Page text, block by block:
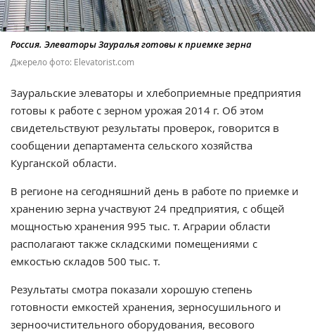
Россия. Элеваторы Зауралья готовы к приемке зерна
Джерело фото: Elevatorist.com
Зауральские элеваторы и хлебоприемные предприятия
готовы к работе с зерном урожая 2014 г. Об этом
свидетельствуют результаты проверок, говорится в
сообщении департамента сельского хозяйства
Курганской области.
В регионе на сегодняшний день в работе по приемке и
хранению зерна участвуют 24 предприятия, с общей
мощностью хранения 995 тыс. т. Аграрии области
располагают также складскими помещениями с
емкостью складов 500 тыс. т.
Результаты смотра показали хорошую степень
готовности емкостей хранения, зерносушильного и
зерноочистительного оборудования, весового